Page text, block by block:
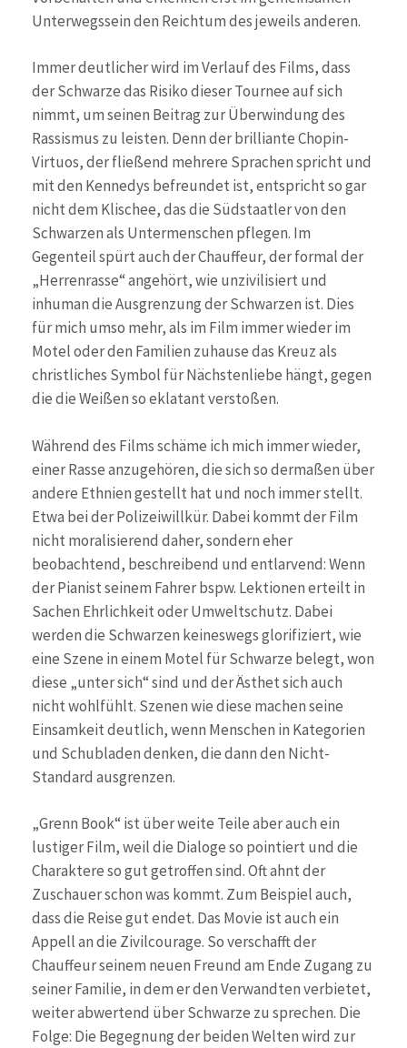
Unterwegssein den Reichtum des jeweils anderen.
Immer deutlicher wird im Verlauf des Films, dass
der Schwarze das Risiko dieser Tournee auf sich
nimmt, um seinen Beitrag zur Überwindung des
Rassismus zu leisten. Denn der brilliante Chopin-
Virtuos, der fließend mehrere Sprachen spricht und
mit den Kennedys befreundet ist, entspricht so gar
nicht dem Klischee, das die Südstaatler von den
Schwarzen als Untermenschen pflegen. Im
Gegenteil spürt auch der Chauffeur, der formal der
„Herrenrasse“ angehört, wie unzivilisiert und
inhuman die Ausgrenzung der Schwarzen ist. Dies
für mich umso mehr, als im Film immer wieder im
Motel oder den Familien zuhause das Kreuz als
christliches Symbol für Nächstenliebe hängt, gegen
die die Weißen so eklatant verstoßen.
Während des Films schäme ich mich immer wieder,
einer Rasse anzugehören, die sich so dermaßen über
andere Ethnien gestellt hat und noch immer stellt.
Etwa bei der Polizeiwillkür. Dabei kommt der Film
nicht moralisierend daher, sondern eher
beobachtend, beschreibend und entlarvend: Wenn
der Pianist seinem Fahrer bspw. Lektionen erteilt in
Sachen Ehrlichkeit oder Umweltschutz. Dabei
werden die Schwarzen keineswegs glorifiziert, wie
eine Szene in einem Motel für Schwarze belegt, won
diese „unter sich“ sind und der Ästhet sich auch
nicht wohlfühlt. Szenen wie diese machen seine
Einsamkeit deutlich, wenn Menschen in Kategorien
und Schubladen denken, die dann den Nicht-
Standard ausgrenzen.
„Grenn Book“ ist über weite Teile aber auch ein
lustiger Film, weil die Dialoge so pointiert und die
Charaktere so gut getroffen sind. Oft ahnt der
Zuschauer schon was kommt. Zum Beispiel auch,
dass die Reise gut endet. Das Movie ist auch ein
Appell an die Zivilcourage. So verschafft der
Chauffeur seinem neuen Freund am Ende Zugang zu
seiner Familie, in dem er den Verwandten verbietet,
weiter abwertend über Schwarze zu sprechen. Die
Folge: Die Begegnung der beiden Welten wird zur